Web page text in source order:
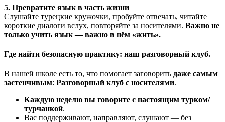
5. Превратите язык в часть жизни
Слушайте турецкие кружочки, пробуйте отвечать, читайте
короткие диалоги вслух, повторяйте за носителями. Важно не
только учить язык — важно в нём «жить».
Где найти безопасную практику: наш разговорный клуб.
В нашей школе есть то, что помогает заговорить даже самым
застенчивым: Разговорный клуб с носителями.
Каждую неделю вы говорите с настоящим турком/
турчанкой.
Вас поддерживают, направляют, слушают — без